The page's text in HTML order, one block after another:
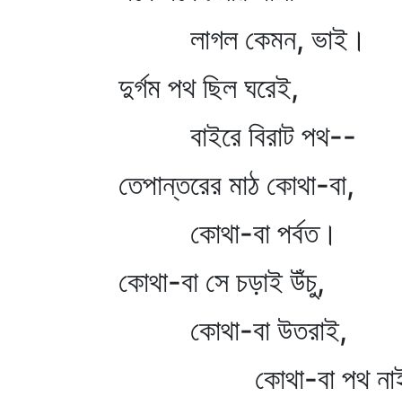
লাগল কেমন, ভাই।
দুর্গম পথ ছিল ঘরেই,
বাইরে বিরাট পথ--
তেপান্তরের মাঠ কোথা-বা,
কোথা-বা পর্বত।
কোথা-বা সে চড়াই উঁচু,
কোথা-বা উতরাই,
কোথা-বা পথ